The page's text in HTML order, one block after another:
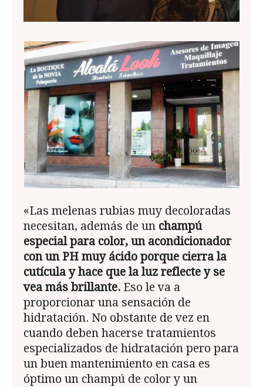
«Las melenas rubias muy decoloradas
necesitan, además de un champú
especial para color, un acondicionador
con un PH muy ácido porque cierra la
cutícula y hace que la luz reflecte y se
vea más brillante. Eso le va a
proporcionar una sensación de
hidratación. No obstante de vez en
cuando deben hacerse tratamientos
especializados de hidratación pero para
un buen mantenimiento en casa es
óptimo un champú de color y un